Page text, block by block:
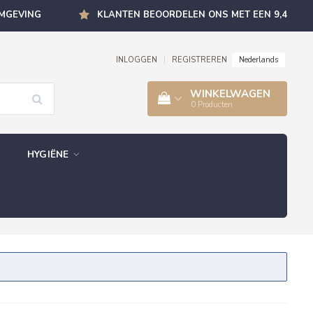
KLANTEN BEOORDELEN ONS MET EEN 9,4
INLOGGEN REGISTREREN Nederlands
WINKELWAGEN
0 Producten
HYGIËNE